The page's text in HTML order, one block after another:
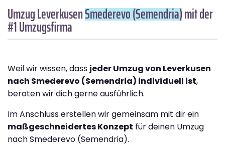
Umzug LeverkusenSmederevo (Semendria)mit der
#1 Umzugsfirma
Weil wir wissen, dass jeder Umzug von Leverkusen
nach Smederevo (Semendria) individuell ist,
beraten wir dich gerne ausführlich.
Im Anschluss erstellen wir gemeinsam mit dir ein
maßgeschneidertes Konzept für deinen Umzug
nach Smederevo (Semendria).